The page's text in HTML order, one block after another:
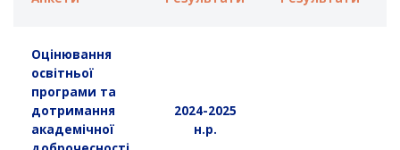
Оцінювання
освітньої
програми та
дотримання
академічної
2024-2025
н.р.